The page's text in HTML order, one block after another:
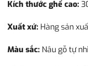
Kích thước ghế cao:
Xuất xứ: Hàng sản
Màu sắc: Nâu gỗ tự